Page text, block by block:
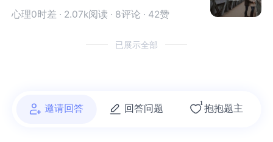
心理0时差 · 2.07k阅读 · 8评论 · 42赞
已展示全部
邀请回答 回答问题
1
抱抱题主